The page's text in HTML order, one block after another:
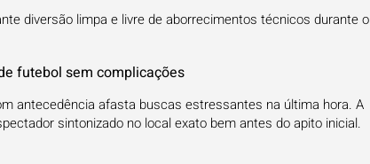
diversão limpa e livre de aborrecimentos técnicos durante o
futebol sem complicações
antecedência afasta buscas estressantes na última hora. A
sintonizado no local exato bem antes do apito inicial.